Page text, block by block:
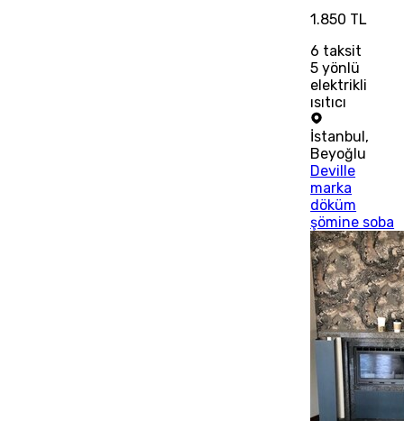
1.850 TL
6 taksit
5 yönlü
elektrikli
ısıtıcı
İstanbul ,
Beyoğlu
Deville
marka
döküm
şömine soba